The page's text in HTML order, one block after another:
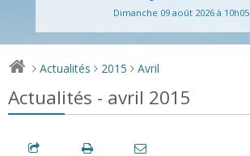
Dimanche 09 août 2026 à 10h05
> Actualités > 2015 > Avril
Actualités - avril 2015